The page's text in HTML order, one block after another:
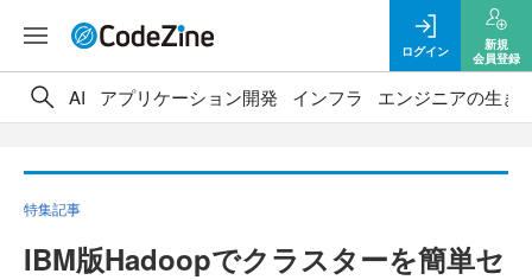
ログイン
新規
会員登録
AI アプリケーション開発 インフラ エンジニアの生き
特集記事
IBM版Hadoopでクラスターを簡単セ